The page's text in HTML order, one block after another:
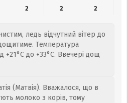
2 2 2
ледь відчутний вітер до
Температура
+21°C до +33°C. Ввечері дощ
(Матвія). Вважалося, що в
молоко з корів, тому